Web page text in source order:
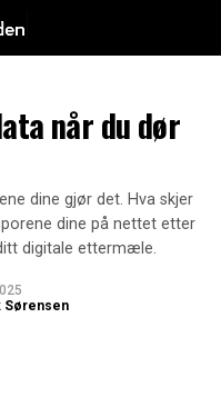
når du dør
dine gjør det. Hva skjer
dine på nettet etter
digitale ettermæle.
Sørensen